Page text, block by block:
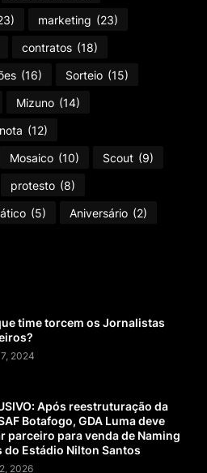
marketing (23)
contratos (18)
(16) Sorteio (15)
Mizuno (14)
nota (12)
Mosaico (10) Scout (9)
protesto (8)
(5) Aniversário (2)
time torcem os Jornalistas
2024
Após reestruturação da
Botafogo, GDA Luma deve
parceiro para venda de Naming
do Estádio Nilton Santos
2026